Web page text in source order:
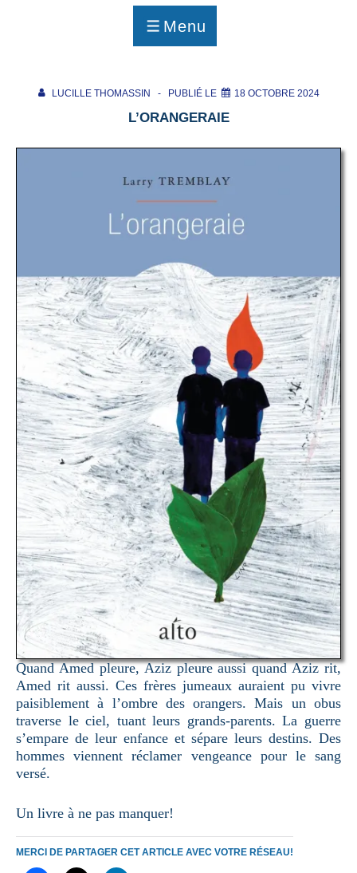
Menu
MENU
LUCILLE THOMASSIN PUBLIÉ LE 18 OCTOBRE 2024
L’ORANGERAIE
Quand Amed pleure, Aziz pleure aussi quand Aziz rit,
Amed rit aussi. Ces frères jumeaux auraient pu vivre
paisiblement à l’ombre des orangers. Mais un obus
traverse le ciel, tuant leurs grands-parents. La guerre
s’empare de leur enfance et sépare leurs destins. Des
hommes viennent réclamer vengeance pour le sang
versé.
Un livre à ne pas manquer!
MERCI DE PARTAGER CET ARTICLE AVEC VOTRE RÉSEAU!